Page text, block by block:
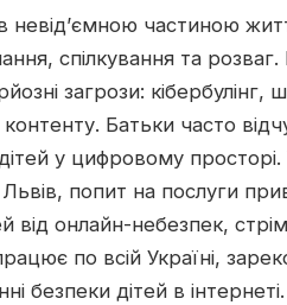
невід’ємною частиною
спілкування та розваг.
загрози: кібербулінг,
Батьки часто
у цифровому просторі.
попит на послуги
від онлайн-небезпек,
по всій Україні,
безпеки дітей в